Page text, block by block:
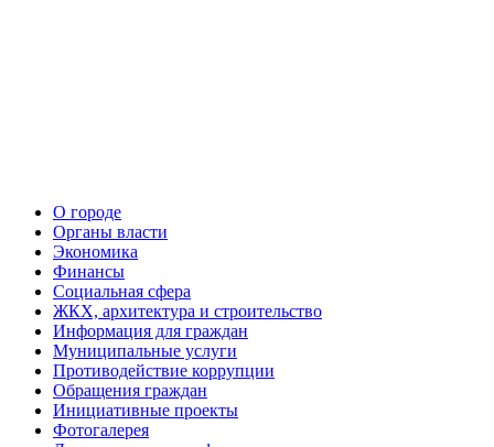
О городе
Органы власти
Экономика
Финансы
Социальная сфера
ЖКХ, архитектура и строительство
Информация для граждан
Муниципальные услуги
Противодействие коррупции
Обращения граждан
Инициативные проекты
Фотогалерея